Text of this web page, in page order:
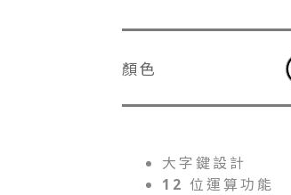
顏色
大字鍵設計
12 位運算功能